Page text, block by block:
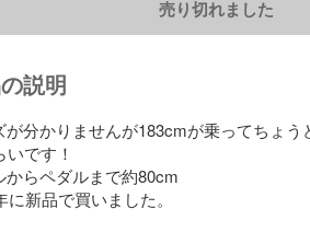
売り切れました
説明
が分かりませんが183cmが乗ってちょう
いです！
からペダルまで約80cm
に新品で買いました。